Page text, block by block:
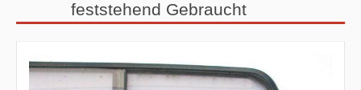
feststehend Gebraucht